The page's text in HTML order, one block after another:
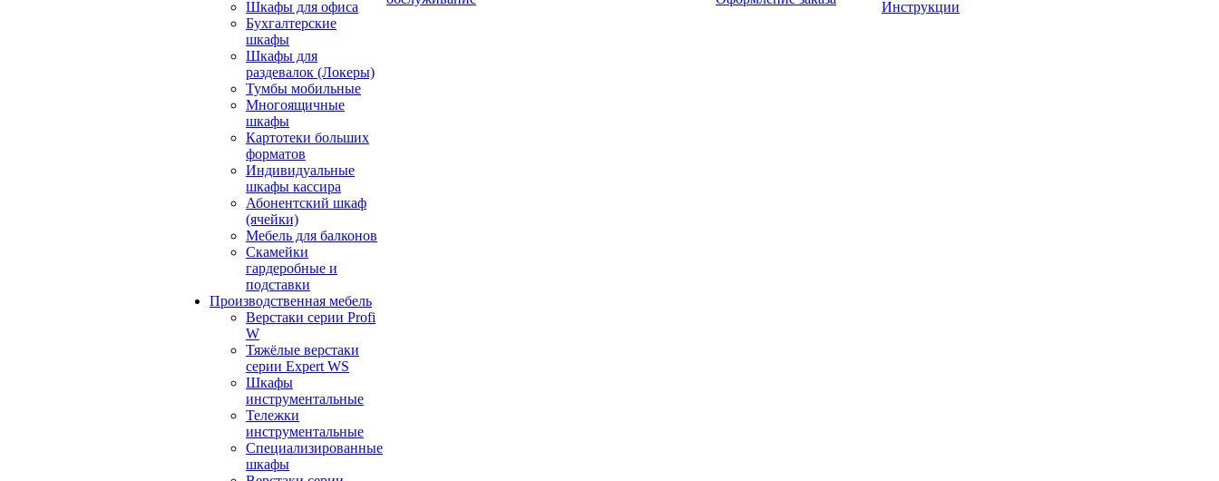
Шкафы для офиса
Бухгалтерские
шкафы
Шкафы для
раздевалок (Локеры)
Тумбы мобильные
Многоящичные
шкафы
Картотеки больших
форматов
Индивидуальные
шкафы кассира
Абонентский шкаф
(ячейки)
Мебель для балконов
Скамейки
гардеробные и
подставки
Производственная мебель
Верстаки серии Profi
W
Тяжёлые верстаки
серии Expert WS
Шкафы
инструментальные
Тележки
инструментальные
Cпециализированные
шкафы
Инструкции